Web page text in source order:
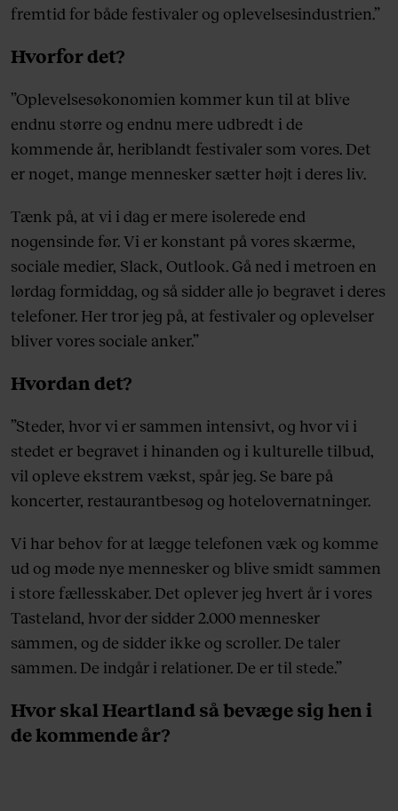
fremtid for både festivaler og oplevelsesindustrien.”
Hvorfor det?
”Oplevelsesøkonomien kommer kun til at blive
endnu større og endnu mere udbredt i de
kommende år, heriblandt festivaler som vores. Det
er noget, mange mennesker sætter højt i deres liv.
Tænk på, at vi i dag er mere isolerede end
nogensinde før. Vi er konstant på vores skærme,
sociale medier, Slack, Outlook. Gå ned i metroen en
lørdag formiddag, og så sidder alle jo begravet i deres
telefoner. Her tror jeg på, at festivaler og oplevelser
bliver vores sociale anker.”
Hvordan det?
”Steder, hvor vi er sammen intensivt, og hvor vi i
stedet er begravet i hinanden og i kulturelle tilbud,
vil opleve ekstrem vækst, spår jeg. Se bare på
koncerter, restaurantbesøg og hotelovernatninger.
Vi har behov for at lægge telefonen væk og komme
ud og møde nye mennesker og blive smidt sammen
i store fællesskaber. Det oplever jeg hvert år i vores
Tasteland, hvor der sidder 2.000 mennesker
sammen, og de sidder ikke og scroller. De taler
sammen. De indgår i relationer. De er til stede.”
Hvor skal Heartland så bevæge sig hen i
de kommende år?